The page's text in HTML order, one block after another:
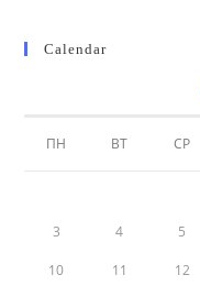
Calendar
ПН ВТ СР
3 4 5
10 11 12